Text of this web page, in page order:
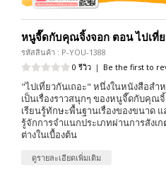
หนูจี๊ดกับคุณจิ้งจอก ตอน ไปเที่ย
รหัสสินค้า : P-YOU-1388
0 รีวิว | Be the first to
"ไปเที่ยวกันเถอะ" หนึ่งในหนังสือส
เป็นเรื่องราวสนุกๆ ของหนูจี๊ดกับคุณ
เรียนรู้ทักษะพื้นฐานเรื่องของขนาด แ
รู้จักการจำแนกประเภทผ่านการสังเ
ต่างในเบื้องต้น
ดูรายละเอียดเพิ่มเติม